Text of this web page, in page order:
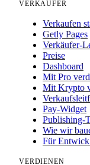
VERKÄUFER
Verkaufen
Getly Pages
Verkäufer-
Preise
Dashboard
Mit Pro
Mit Krypto
Pay-Widget
Publishing-
Wie wir
Für
VERDIENEN